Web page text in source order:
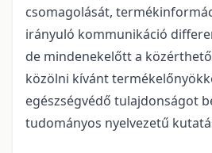
csomagolását,
irányuló kommunikáció
de mindenekelőtt a
közölni kívánt
egészségvédő tulajdonságot
tudományos nyelvezetű